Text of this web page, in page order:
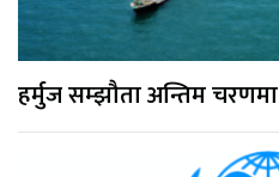
हर्मुज सम्झौता अन्तिम चरणमा